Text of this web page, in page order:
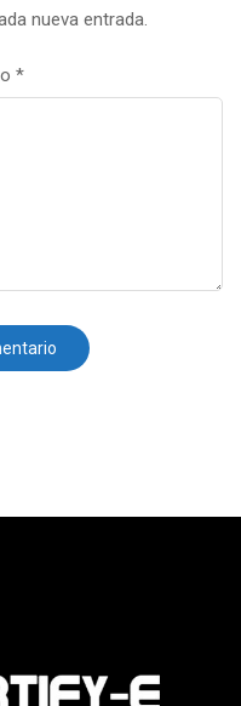
nueva entrada.
*